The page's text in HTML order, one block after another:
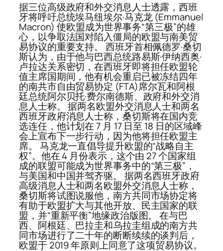
据三位高级政府和外交消息人士透露，西班
牙将呼吁总统埃马纽埃尔·马克龙 (Emmanuel
Macron) 使欧盟成为世界事务“第三极”的雄
心，以争取法国对陷入僵局的欧盟与南美贸
易协议的重要支持。 西班牙首相佩德罗·桑切
斯认为，由于他与巴西总统路易斯·伊纳西奥·
卢拉达关系密切，在西班牙即将担任欧盟轮
值主席国期间，他有机会重启已被冻结四年
的南共市自由贸易协定 (FTA)席尔瓦和阿根
廷总统阿尔贝托·费尔南德斯、政府和外交消
息人士称。 据两名欧盟外交消息人士和两名
西班牙政府消息人士称，桑切斯将在国内竞
选连任，他计划在 7 月 17 日至 18 日的区域峰
会上宣布下一步行动，因为他将担任欧盟主
席。 马克龙一直倡导提升欧盟的“战略自主
权”。他在 4 月份表示，这个由 27 个国家组
成的联盟可能成为世界事务中的“第三极”，
与美国和中国并驾齐驱。 据两名西班牙政府
高级消息人士和两名欧盟外交消息人士称，
桑切斯将试图说服他，南方共同市场协定将
有助于欧盟扩大与其他开放、民主国家的联
盟，并“重新平衡”地缘政治版图。 在与巴
西、阿根廷、巴拉圭和乌拉圭组成的南方共
同市场进行了二十年的断断续续的谈判后，
欧盟于 2019 年原则上同意了这项贸易协议。